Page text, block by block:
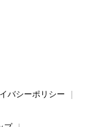
バシーポリシー